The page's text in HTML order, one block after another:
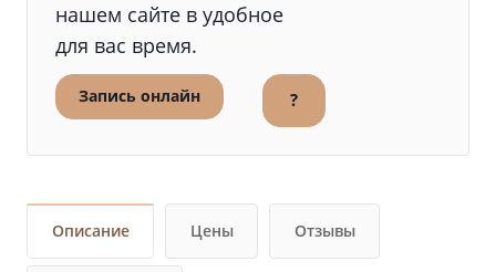
нашем сайте в удобное
для вас время.
Запись онлайн ?
Описание Цены Отзывы